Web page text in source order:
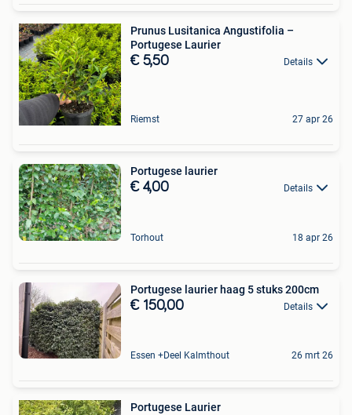
Prunus Lusitanica Angustifolia –
Portugese Laurier
€ 5,50 Details
Riemst 27 apr 26
Portugese laurier
€ 4,00 Details
Torhout 18 apr 26
Portugese laurier haag 5 stuks 200cm
€ 150,00 Details
Essen +Deel Kalmthout 26 mrt 26
Portugese Laurier